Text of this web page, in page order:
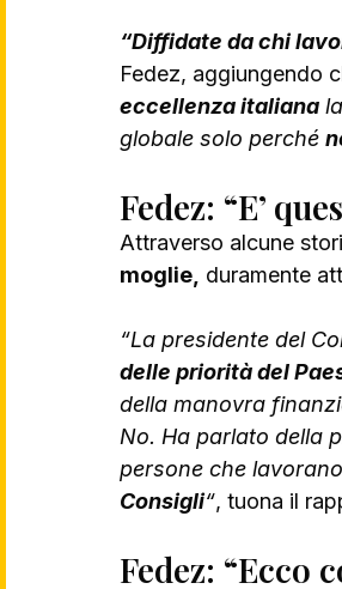
“Diffidate da chi
Fedez, aggiungendo
eccellenza italiana
globale solo perché
Fedez: “E’
Attraverso alcune
moglie, duramente
“La presidente del
delle priorità del
della manovra
No. Ha parlato della
persone che lavorano
Consigli“, tuona il
Fedez: “Ecco